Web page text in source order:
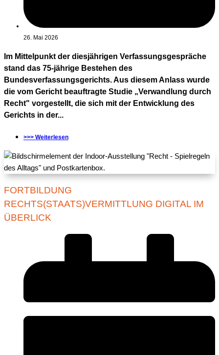
26. Mai 2026
Im Mittelpunkt der diesjährigen Verfassungsgespräche
stand das 75-jährige Bestehen des
Bundesverfassungsgerichts. Aus diesem Anlass wurde
die vom Gericht beauftragte Studie „Verwandlung durch
Recht" vorgestellt, die sich mit der Entwicklung des
Gerichts in der...
>>> Weiterlesen
FORTBILDUNG
RECHTS(STAATS)VERMITTLUNG DIGITAL IM
ÜBERLICK